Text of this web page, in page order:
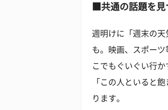
■共通の話題を見
週明けに「週末の
も。映画、スポー
こでもぐいぐい行
「この人といると
ります。